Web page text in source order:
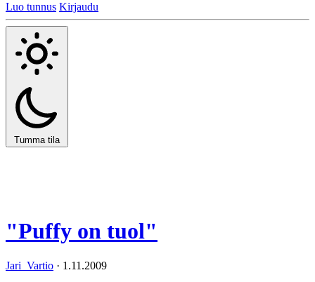
Luo tunnus Kirjaudu
Tumma tila
"Puffy on tuol"
Jari_Vartio · 1.11.2009